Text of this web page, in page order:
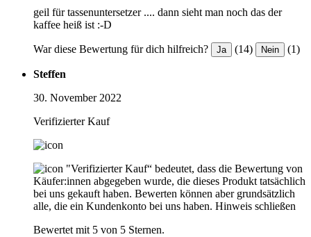
geil für tassenuntersetzer .... dann sieht man noch das der
kaffee heiß ist :-D
War diese Bewertung für dich hilfreich? Ja (14) Nein (1)
Steffen
30. November 2022
Verifizierter Kauf
"Verifizierter Kauf“ bedeutet, dass die Bewertung von
Käufer:innen abgegeben wurde, die dieses Produkt tatsächlich
bei uns gekauft haben. Bewerten können aber grundsätzlich
alle, die ein Kundenkonto bei uns haben. Hinweis schließen
Bewertet mit 5 von 5 Sternen.